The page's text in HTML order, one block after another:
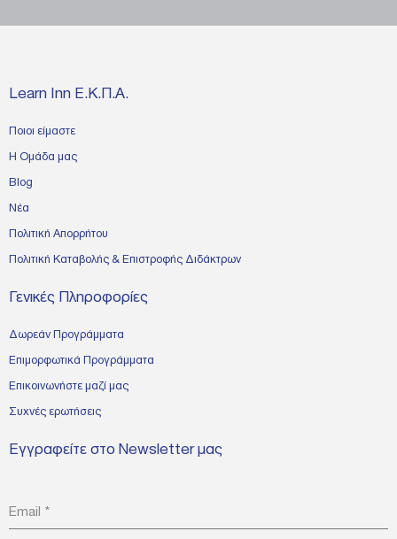
Learn Inn Ε.Κ.Π.Α.
Ποιοι είμαστε
Η Ομάδα μας
Blog
Νέα
Πολιτική Απορρήτου
Πολιτική Καταβολής & Επιστροφής Διδάκτρων
Γενικές Πληροφορίες
Δωρεάν Προγράμματα
Επιμορφωτικά Προγράμματα
Επικοινωνήστε μαζί μας
Συχνές ερωτήσεις
Εγγραφείτε στο Newsletter μας
Email *